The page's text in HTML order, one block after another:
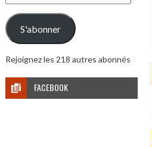
e-
mail
S'abonner
Rejoignez les 218 autres abonnés
FACEBOOK